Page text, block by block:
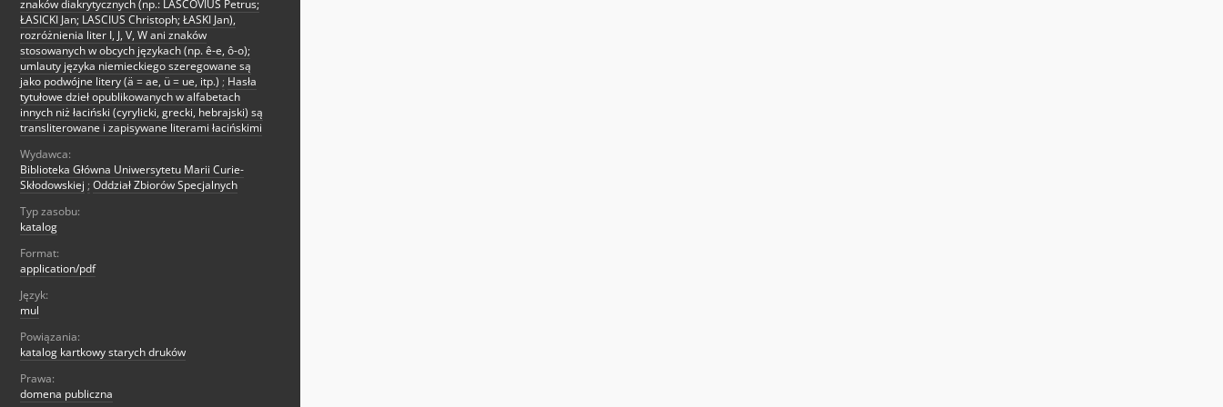
znaków diakrytycznych (np.: LASCOVIUS Petrus;
ŁASICKI Jan; LASCIUS Christoph; ŁASKI Jan),
rozróżnienia liter I, J, V, W ani znaków
stosowanych w obcych językach (np. ê-e, ô-o);
umlauty języka niemieckiego szeregowane są
jako podwójne litery (ä = ae, ü = ue, itp.) ; Hasła
tytułowe dzieł opublikowanych w alfabetach
innych niż łaciński (cyrylicki, grecki, hebrajski) są
transliterowane i zapisywane literami łacińskimi
Wydawca:
Biblioteka Główna Uniwersytetu Marii Curie-
Skłodowskiej ; Oddział Zbiorów Specjalnych
Typ zasobu:
katalog
Format:
application/pdf
Język:
mul
Powiązania:
katalog kartkowy starych druków
Prawa:
domena publiczna